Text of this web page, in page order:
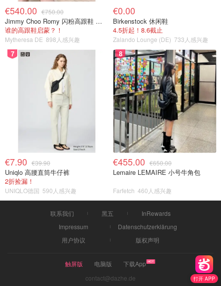
打开 APP
€540.00 €750.00
Jimmy Choo Romy 闪粉高跟鞋 米金色
谁的高跟鞋启蒙？！
Mytheresa DE 898人感兴趣
€0.00
Birkenstock 休闲鞋
4.5折起！8.6截止
Zalando Lounge (DE) 733人感兴趣
7
€7.90 €39.90
Uniqlo 高腰直筒牛仔裤
2折捡漏！
UNIQLO德国 590人感兴趣
8
€455.00 €650.00
Lemaire LEMAIRE 小号牛角包
Farfetch 460人感兴趣
联系我们 黑五
InRewards
Impressum
Datenschutzerklärung
用户协议
版权声明
触屏版 电脑版
下载App
contact@dazhe.de